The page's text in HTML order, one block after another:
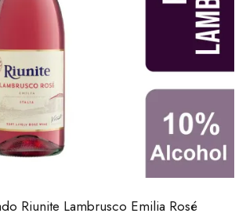
Riunite Lambrusco Emilia Rosé